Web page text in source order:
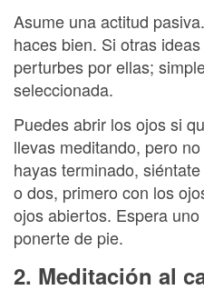
Asume una actitud
haces bien. Si otras
perturbes por ellas;
seleccionada.
Puedes abrir los ojos si
llevas meditando, pero
hayas terminado,
o dos, primero con los
ojos abiertos. Espera
ponerte de pie.
2. Meditación al